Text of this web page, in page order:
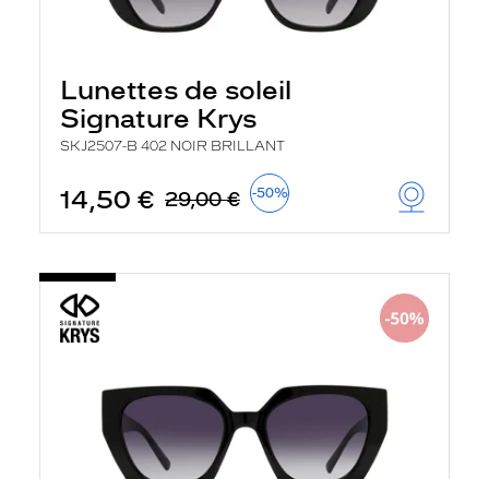
Lunettes de soleil
Signature Krys
SKJ2507-B 402 NOIR BRILLANT
14,50 € 29,00 € -50%